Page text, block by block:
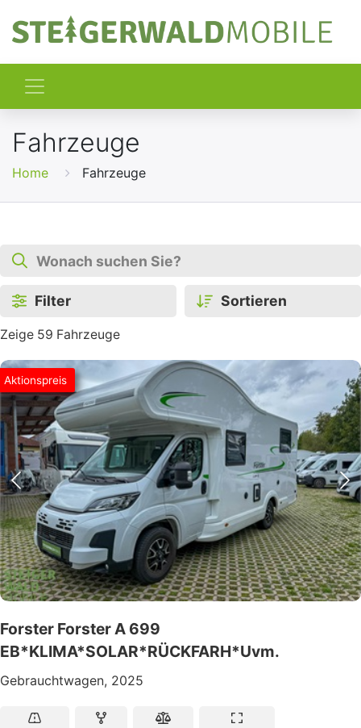
Fahrzeuge
Home Fahrzeuge
Filter Sortieren
Zeige 59 Fahrzeuge
Aktionspreis
Forster Forster A 699
EB*KLIMA*SOLAR*RÜCKFARH*Uvm.
Gebrauchtwagen, 2025